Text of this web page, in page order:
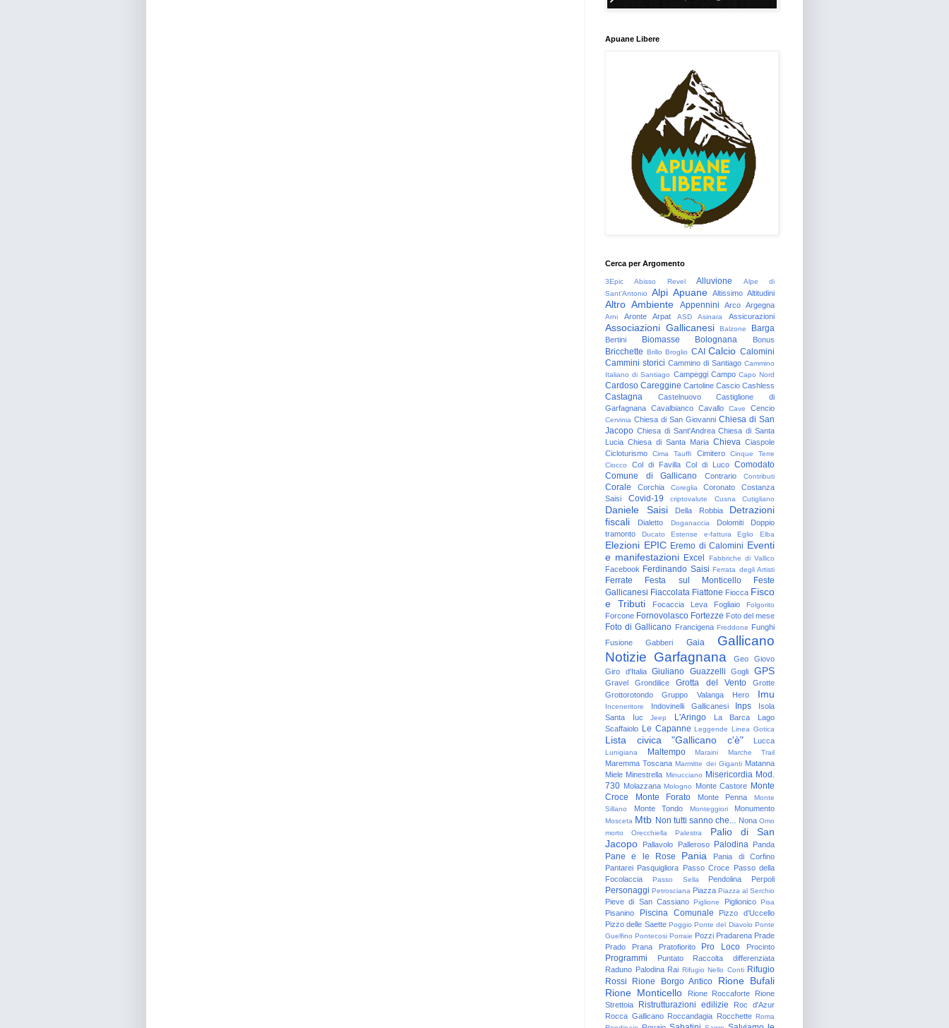
Apuane Libere
Cerca per Argomento
3Epic Abisso Revel Alluvione
Alpe di
Sant'Antonio
Alpi Apuane Altissimo Altitudini
Altro Ambiente Appennini Arco Argegna
Arni Aronte Arpat ASD Asinara Assicurazioni
Associazioni Gallicanesi Balzone Barga
Bertini Biomasse Bolognana Bonus
Bricchette Brillo Broglio CAI Calcio Calomini
Cammini storici Cammino di Santiago Cammino
Italiano di Santiago Campeggi Campo Capo Nord
Cardoso Careggine Cartoline Cascio Cashless
Castagna Castelnuovo
Castiglione di
Garfagnana Cavalbianco Cavallo Cave Cencio
Cervinia Chiesa di San Giovanni Chiesa di San
Jacopo Chiesa di Sant'Andrea Chiesa di Santa
Lucia Chiesa di Santa Maria Chieva Ciaspole
Cicloturismo
Cima Tauffi Cimitero
Cinque Terre
Ciocco
Col di Favilla Col di Luco Comodato
Comune di Gallicano
Contrario Contributi
Corale Corchia Coreglia Coronato
Costanza
Saisi
Covid-19 criptovalute Cusna Cutigliano
Daniele Saisi Della Robbia
Detrazioni
fiscali
Dialetto Doganaccia Dolomiti
Doppio
tramonto
Ducato Estense e-fattura Eglio Elba
Elezioni EPIC Eremo di Calomini Eventi
e manifestazioni Excel Fabbriche di Vallico
Facebook Ferdinando Saisi Ferrata degli Artisti
Ferrate Festa sul Monticello
Feste
Gallicanesi Fiaccolata Fiattone Fiocca Fisco
e Tributi
Focaccia Leva Fogliaio Folgorito
Forcone Fornovolasco Fortezze Foto del mese
Foto di Gallicano Francigena Freddone Funghi
Fusione
Gabberi Gaia
Gallicano
Notizie Garfagnana Geo
Giovo
Giro d'Italia
Giuliano Guazzelli Gogli GPS
Gravel Grondilice Grotta del Vento
Grotte
Grottorotondo
Gruppo Valanga Hero Imu
Inceneritore Indovinelli Gallicanesi Inps
Isola
Santa
Iuc Jeep L'Aringo La Barca
Lago
Scaffaiolo Le Capanne Leggende Linea Gotica
Lista civica "Gallicano c'è" Lucca
Lunigiana Maltempo Maraini Marche Trail
Maremma Toscana Marmitte dei Giganti Matanna
Miele Minestrella Minucciano Misericordia Mod.
730 Molazzana Mologno Monte Castore Monte
Croce
Monte Forato Monte Penna
Monte
Sillano
Monte Tondo Monteggiori Monumento
Mosceta Mtb Non tutti sanno che... Nona Omo
morto
Orecchiella Palestra
Palio di San
Jacopo
Pallavolo Palleroso Palodina Panda
Pane e le Rose Pania
Pania di Corfino
Pantarei Pasquigliora Passo Croce Passo della
Focolaccia
Passo Sella Pendolina Perpoli
Personaggi Petrosciana Piazza Piazza al Serchio
Pieve di San Cassiano Piglione Piglionico Pisa
Pisanino Piscina Comunale
Pizzo d'Uccello
Pizzo delle Saette Poggio Ponte del Diavolo Ponte
Guelfino Pontecosi Porraie Pozzi Pradarena Prade
Prado
Prana Pratofiorito Pro Loco Procinto
Programmi Puntato
Raccolta differenziata
Raduno Palodina Rai Rifugio Nello Conti Rifugio
Rossi
Rione Borgo Antico
Rione Bufali
Rione Monticello
Rione Roccaforte
Rione
Strettoia
Ristrutturazioni edilizie
Roc d'Azur
Rocca Gallicano Roccandagia Rocchette Roma